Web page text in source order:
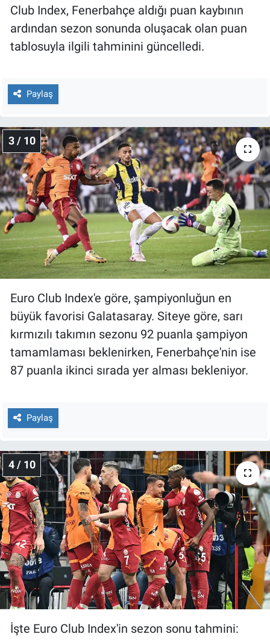
Club Index, Fenerbahçe aldığı puan kaybının
ardından sezon sonunda oluşacak olan puan
tablosuyla ilgili tahminini güncelledi.
Paylaş
3 / 10
Euro Club Index'e göre, şampiyonluğun en
büyük favorisi Galatasaray. Siteye göre, sarı
kırmızılı takımın sezonu 92 puanla şampiyon
tamamlaması beklenirken, Fenerbahçe'nin ise
87 puanla ikinci sırada yer alması bekleniyor.
Paylaş
4 / 10
İşte Euro Club Index'in sezon sonu tahmini:
Türkiye'nin Geleceği
Türkiye'nin Gündemi
Canlı Yayın